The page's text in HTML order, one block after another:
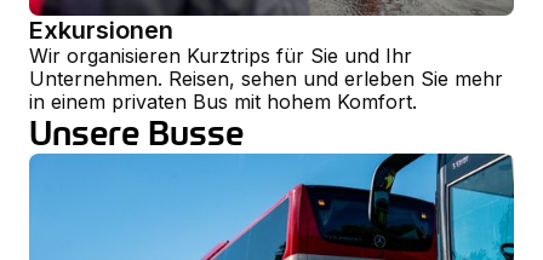
Exkursionen
Wir organisieren Kurztrips für Sie und Ihr
Unternehmen. Reisen, sehen und erleben Sie mehr
in einem privaten Bus mit hohem Komfort.
Unsere Busse